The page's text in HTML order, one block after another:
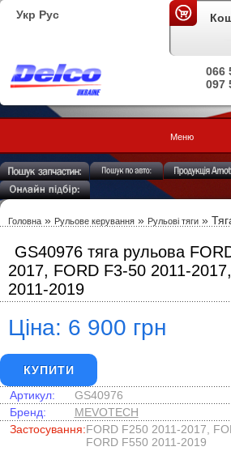
Укр Рус
066
097
Меню
Головна » Рульове керування » Рульові тяги »
GS40976 тяга рульова
2017, FORD F3-50 2011-
2011-2019
Ціна: 6 900 грн
КУПИТИ
Артикул:
GS40976
Бренд:
MEVOTECH
Застосування:FORD F250 2011-2017,
FORD F550 2011-2019